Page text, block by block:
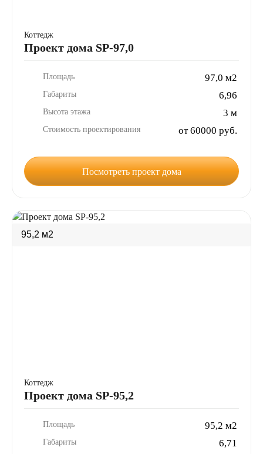
Коттедж
Проект дома SP-97,0
Площадь 97,0 м2
Габариты 6,96
Высота этажа 3 м
Стоимость проектирования от 60000 руб.
Посмотреть проект дома
95,2 м2
Коттедж
Проект дома SP-95,2
Площадь 95,2 м2
Габариты 6,71